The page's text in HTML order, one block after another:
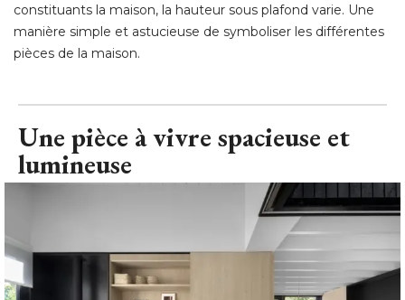
constituants la maison, la hauteur sous plafond varie. Une
manière simple et astucieuse de symboliser les différentes
pièces de la maison.
Une pièce à vivre spacieuse et
lumineuse